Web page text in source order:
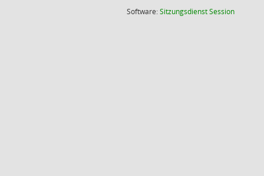
Software:SitzungsdienstSession(Wird in